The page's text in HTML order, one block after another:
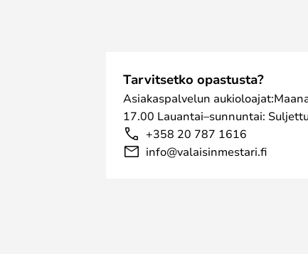
Tarvitsetko opastusta?
Asiakaspalvelun
17.00 Lauantai–sunnuntai:
+358 20 787 1616
info@valaisinmestari.fi